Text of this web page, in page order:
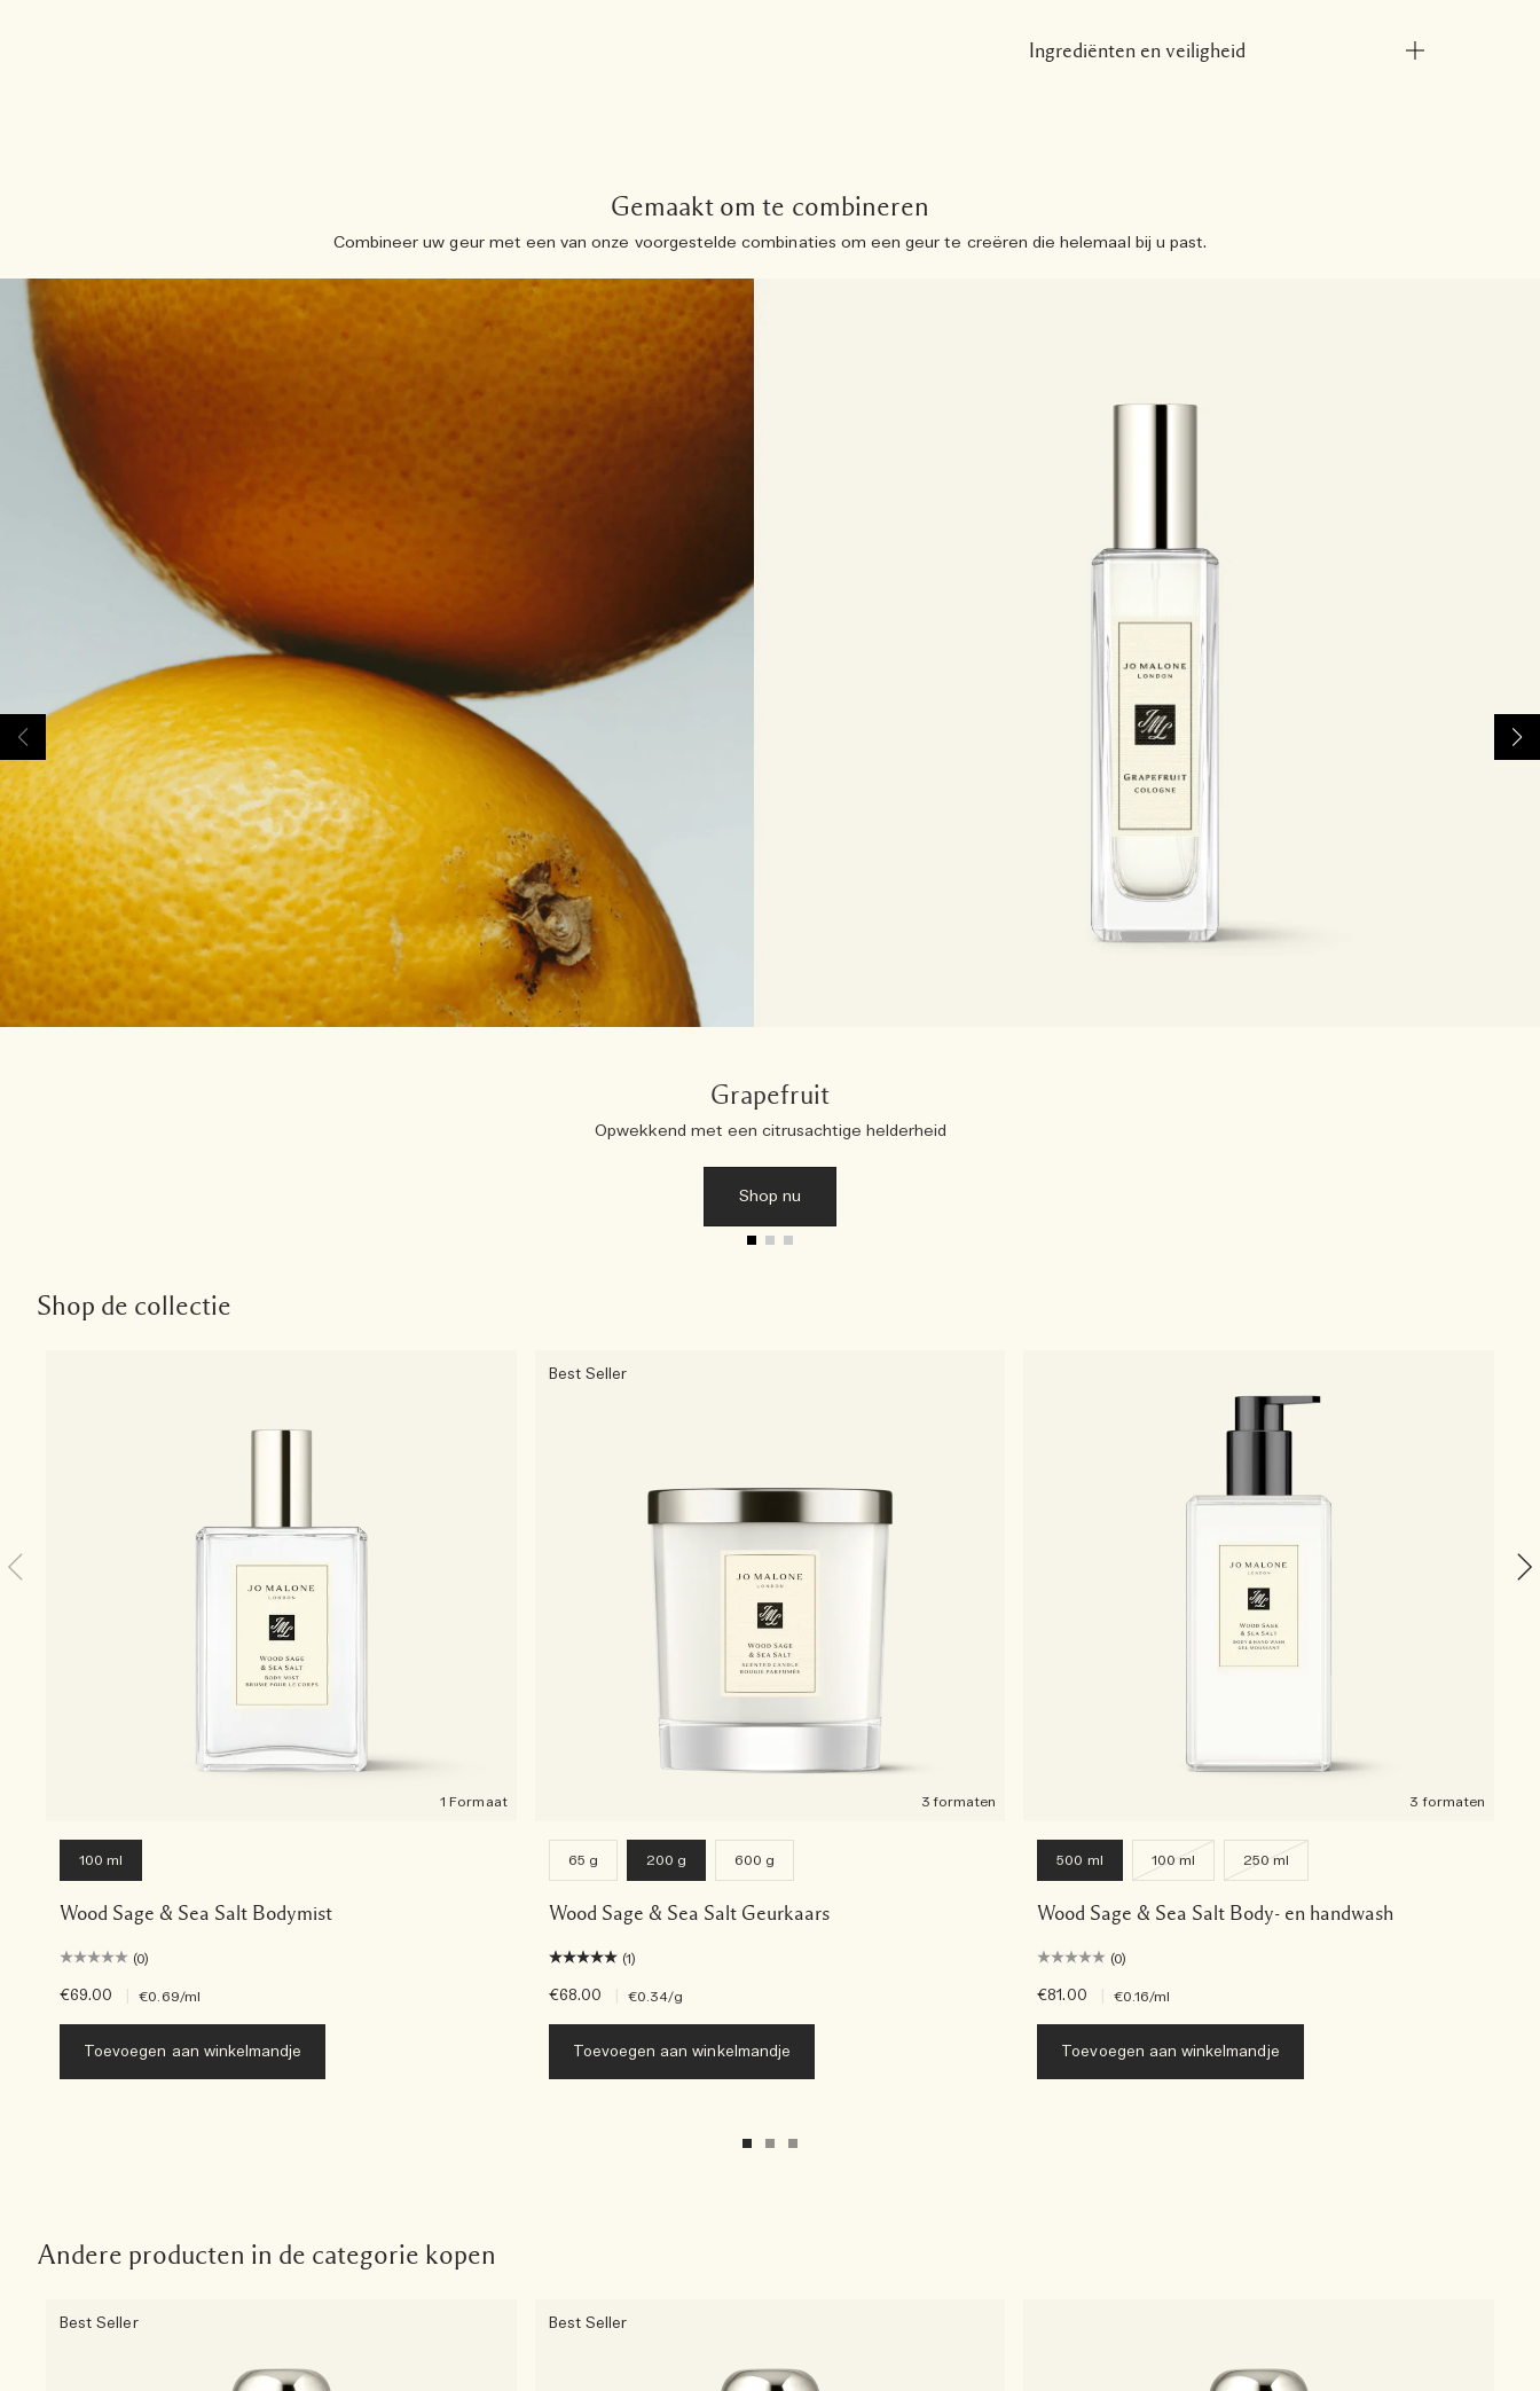
Ingrediënten en veiligheid
Gemaakt om te combineren
Combineer uw geur met een van onze voorgestelde combinaties om een ​​geur te creëren die helemaal bij u past.
Grapefruit
Opwekkend met een citrusachtige helderheid
Shop nu
Shop de collectie
1 Formaat
100 ml
Wood Sage & Sea Salt Bodymist
(0)
€69.00 €0.69/ml
Toevoegen aan winkelmandje
Best Seller
3 formaten
65 g 200 g 600 g
Wood Sage & Sea Salt Geurkaars
(1)
€68.00 €0.34/g
Toevoegen aan winkelmandje
3 formaten
500 ml 100 ml 250 ml
Wood Sage & Sea Salt Body- en handwash
(0)
€81.00 €0.16/ml
Toevoegen aan winkelmandje
Andere producten in de categorie kopen
Best Seller Best Seller